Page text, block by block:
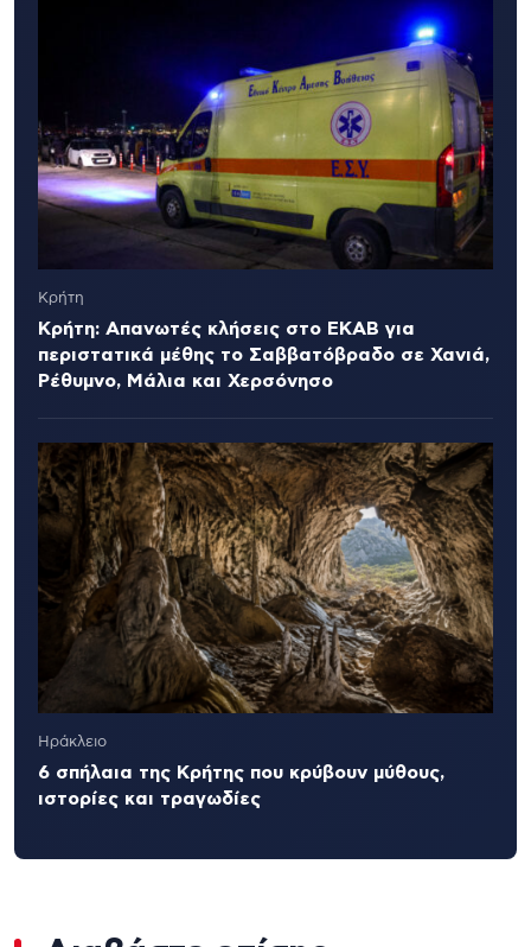
Κρήτη
Κρήτη: Απανωτές κλήσεις στο ΕΚΑΒ για
περιστατικά μέθης το Σαββατόβραδο σε Χανιά,
Ρέθυμνο, Μάλια και Χερσόνησο
Ηράκλειο
6 σπήλαια της Κρήτης που κρύβουν μύθους,
ιστορίες και τραγωδίες